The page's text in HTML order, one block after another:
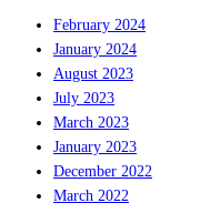
February 2024
January 2024
August 2023
July 2023
March 2023
January 2023
December 2022
March 2022